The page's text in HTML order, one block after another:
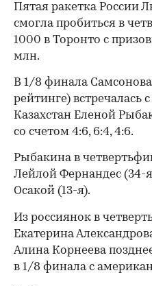
Пятая ракетка России
смогла пробиться в
1000 в Торонто с
млн.
В 1/8 финала
рейтинге) встречалась
Казахстан Еленой
со счетом 4:6, 6:4, 4:6.
Рыбакина в
Лейлой Фернандес
Осакой (13-я).
Из россиянок в
Екатерина
Алина Корнеева
в 1/8 финала с